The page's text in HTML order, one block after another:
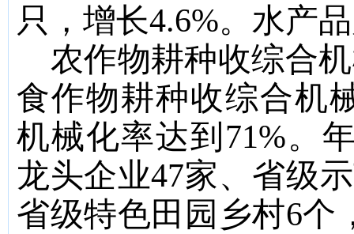
只，增长4.6%。 水产
农作物耕种收综合
食作物耕种收综合机
机械化率达到 71%。
龙头企业47家、省级
省级特色田园乡村6个